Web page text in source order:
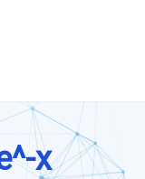
x